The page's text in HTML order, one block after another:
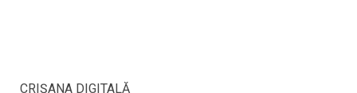
CRIŞANA DIGITALĂ